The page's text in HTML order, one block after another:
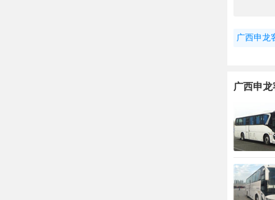
广西申龙
广西申